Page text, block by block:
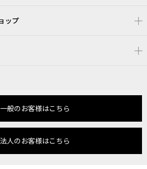
ップ
一般のお客様はこちら
法人のお客様はこちら